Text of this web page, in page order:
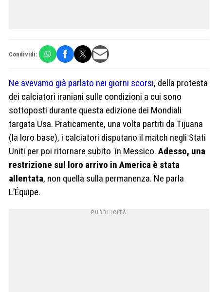
Condividi:
Ne avevamo già parlato nei giorni scorsi, della protesta
dei calciatori iraniani sulle condizioni a cui sono
sottoposti durante questa edizione dei Mondiali
targata Usa. Praticamente, una volta partiti da Tijuana
(la loro base), i calciatori disputano il match negli Stati
Uniti per poi ritornare subito in Messico. Adesso, una
restrizione sul loro arrivo in America è stata
allentata, non quella sulla permanenza. Ne parla
L’Équipe.